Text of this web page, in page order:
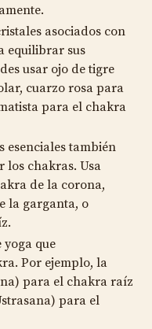
asociados con
equilibrar sus
usar ojo de tigre
cuarzo rosa para
para el chakra
esenciales también
los chakras. Usa
de la corona,
la garganta, o
que
Por ejemplo, la
para el chakra raíz
para el